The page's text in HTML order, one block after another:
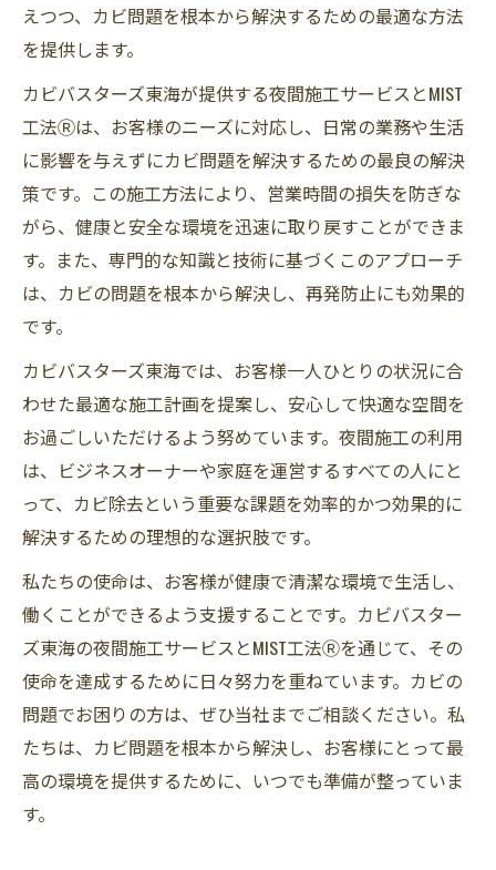
えつつ、カビ問題を根本から解決するための最適な方法
を提供します。
カビバスターズ東海が提供する夜間施工サービスとMIST
工法Ⓡは、お客様のニーズに対応し、日常の業務や生活
に影響を与えずにカビ問題を解決するための最良の解決
策です。この施工方法により、営業時間の損失を防ぎな
がら、健康と安全な環境を迅速に取り戻すことができま
す。また、専門的な知識と技術に基づくこのアプローチ
は、カビの問題を根本から解決し、再発防止にも効果的
です。
カビバスターズ東海では、お客様一人ひとりの状況に合
わせた最適な施工計画を提案し、安心して快適な空間を
お過ごしいただけるよう努めています。夜間施工の利用
は、ビジネスオーナーや家庭を運営するすべての人にと
って、カビ除去という重要な課題を効率的かつ効果的に
解決するための理想的な選択肢です。
私たちの使命は、お客様が健康で清潔な環境で生活し、
働くことができるよう支援することです。カビバスター
ズ東海の夜間施工サービスとMIST工法Ⓡを通じて、その
使命を達成するために日々努力を重ねています。カビの
問題でお困りの方は、ぜひ当社までご相談ください。私
たちは、カビ問題を根本から解決し、お客様にとって最
高の環境を提供するために、いつでも準備が整っていま
す。